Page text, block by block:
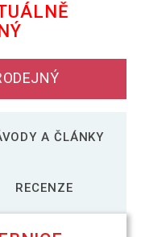
A ČLÁNKY
RECENZE